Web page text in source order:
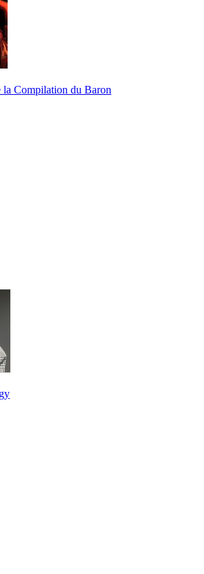
la Compilation du Baron